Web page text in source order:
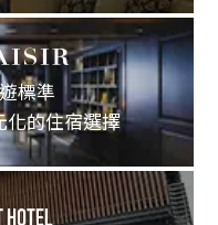
標準
化的住宿選擇